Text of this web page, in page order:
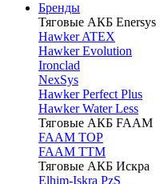
Бренды
Тяговые АКБ Enersys
Hawker ATEX
Hawker Evolution
Ironclad
NexSys
Hawker Perfect Plus
Hawker Water Less
Тяговые АКБ FAAM
FAAM TOP
FAAM TTM
Тяговые АКБ Искра
Elhim-Iskra PzS